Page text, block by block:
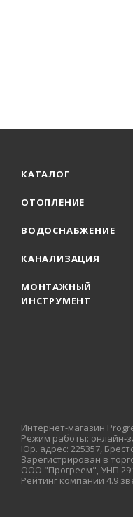
КАТАЛОГ
ОТОПЛЕНИЕ
ВОДОСНАБЖЕНИЕ
КАНАЛИЗАЦИЯ
МОНТАЖНЫЙ
ИНСТРУМЕНТ
Интернет-магазин
Режим работы: онлайн-
Юр. адрес: 225357,
Зарегистрирован в
ООО "Прогреем", УНП
Рейтинг компании 4.9